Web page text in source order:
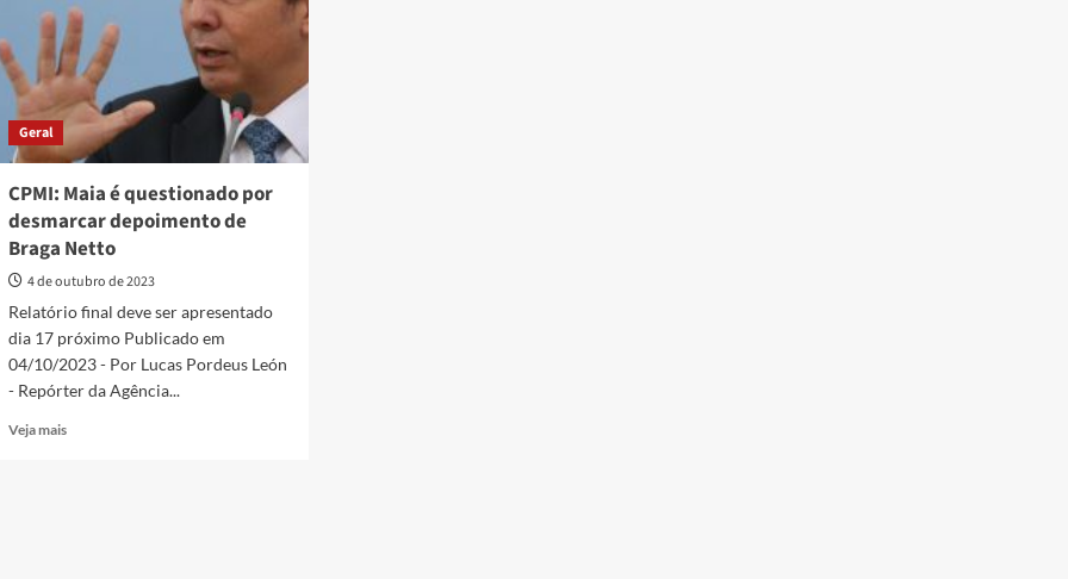
Geral
CPMI: Maia é questionado por
desmarcar depoimento de
Braga Netto
4 de outubro de 2023
Relatório final deve ser apresentado
dia 17 próximo Publicado em
04/10/2023 - Por Lucas Pordeus León
- Repórter da Agência...
Veja maisRead